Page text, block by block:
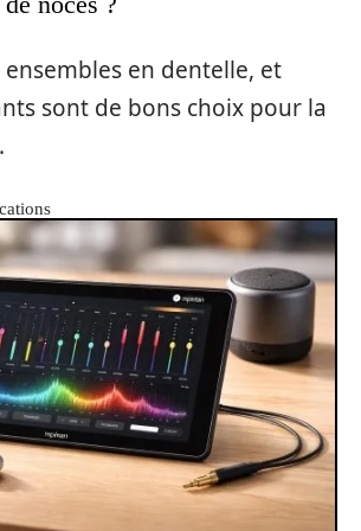
ensembles en dentelle, et
sont de bons choix pour la